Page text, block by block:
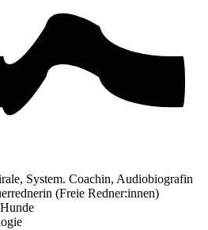
System. Coachin, Audiobiografin
(Freie Redner:innen)